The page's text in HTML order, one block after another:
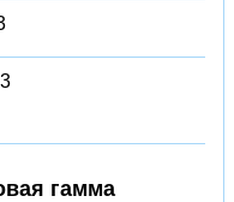
гамма